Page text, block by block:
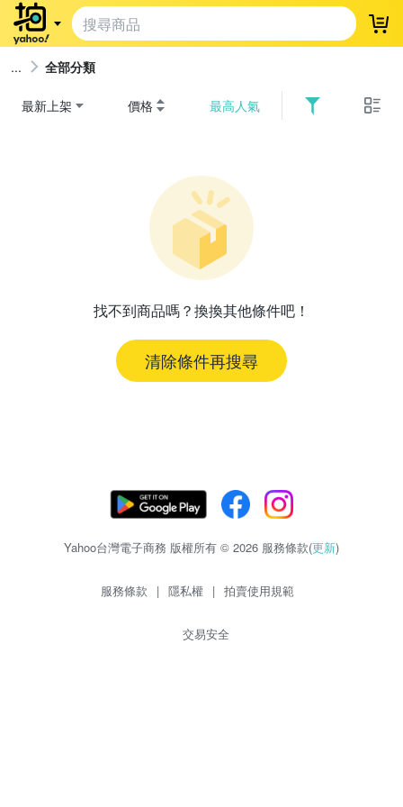
登
全部分類
最新上架 價格 最高人氣
找不到商品嗎？換換其他條件吧！
清除條件再搜尋
Yahoo台灣電子商務 版權所有 © 2026 服務條款(更新)
服務條款 | 隱私權 | 拍賣使用規範
交易安全